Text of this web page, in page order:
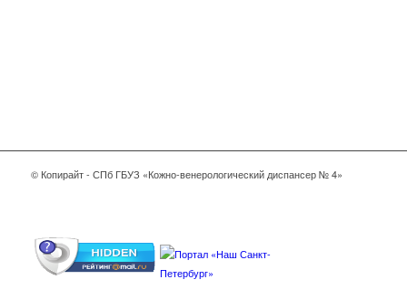
© Копирайт - СПб ГБУЗ «Кожно-венерологический диспансер № 4»